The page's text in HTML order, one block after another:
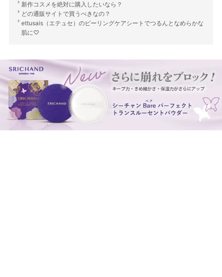
新作コスメを絶対に購入したいなら？
どの通販サイトで買うべきなの？
ettusais（エテュセ）のピーリングケアシートでつるんとなめらかな
肌に♡